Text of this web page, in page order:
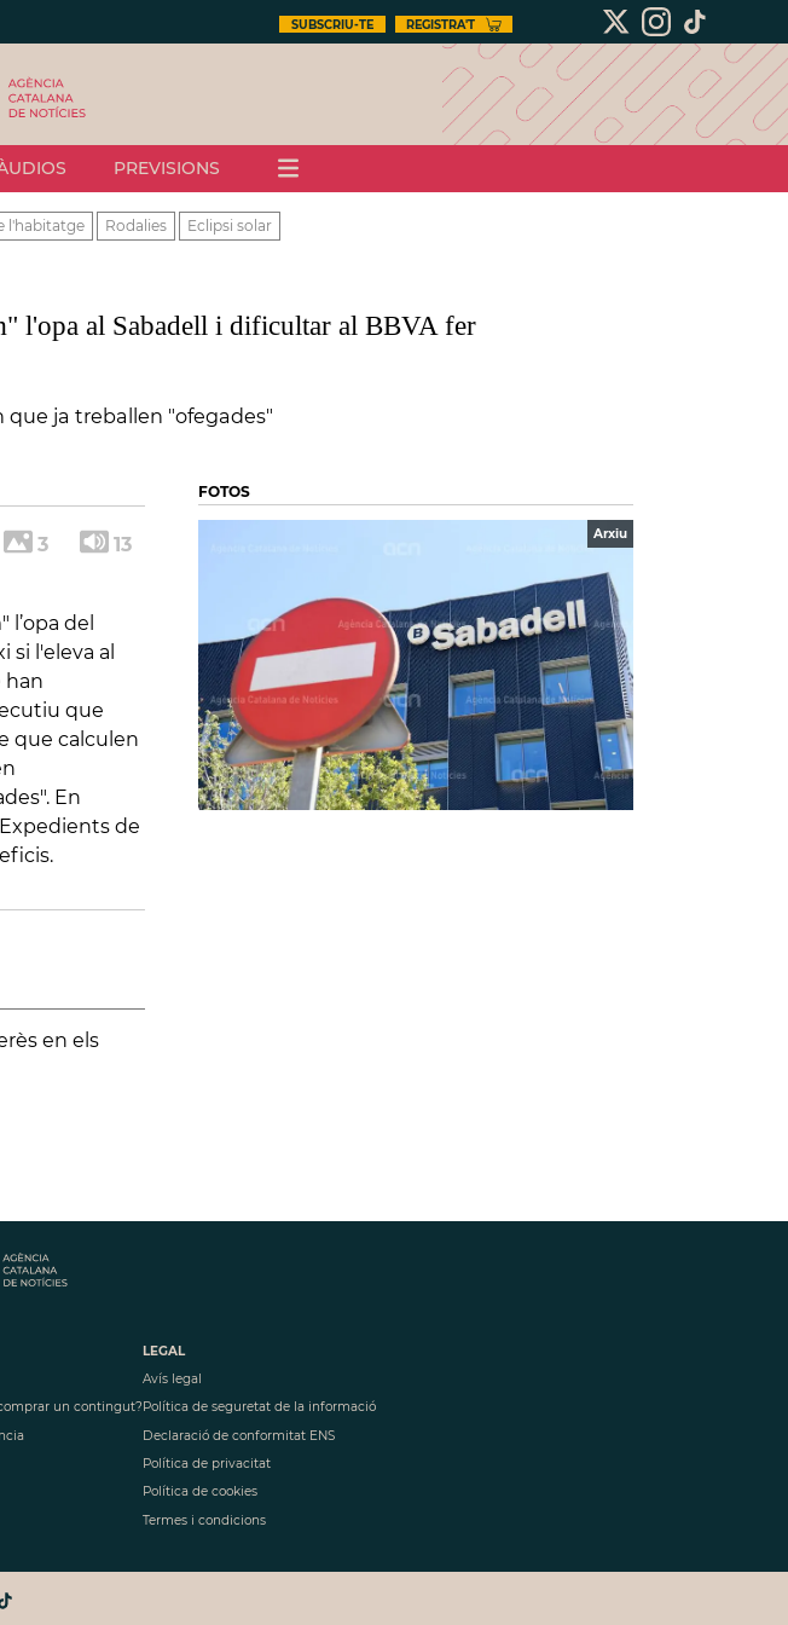
SUBSCRIU-TE REGISTRA'T
PREVISIONS
l'habitatge Rodalies Eclipsi solar
l'opa al Sabadell i dificultar al BBVA fer
ja treballen "ofegades"
3 13
del
si l'eleva al
han
que
que calculen
En
de
en els
FOTOS
Arxiu
un contingut?
LEGAL
Avís legal
Política de seguretat de la informació
Declaració de conformitat ENS
Política de privacitat
Política de cookies
Termes i condicions